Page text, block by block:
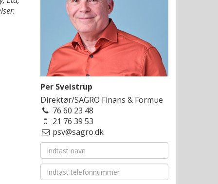
Per Sveistrup
Direktør/SAGRO Finans & Formue
76 60 23 48
21 76 39 53
psv@sagro.dk